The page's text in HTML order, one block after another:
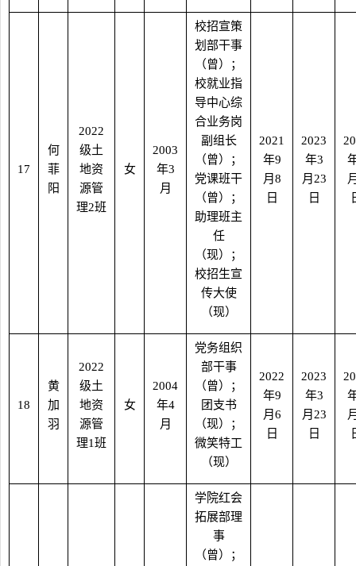
17
何
菲
阳
2022
级土
地资
源管
理2班
女
2003
年3
月
校招宣策
划部干事
（曾）；
校就业指
导中心综
合业务岗
副组长
（曾）；
党课班干
（曾）；
助理班主
任
（现）；
校招生宣
传大使
（现）
2021
年9
月8
日
2023
年3
月 23
日
18
黄
加
羽
2022
级土
地资
源管
理1班
女
2004
年4
月
党务组织
部干事
（曾）；
团支书
（现）；
微笑特工
（现）
2022
年9
月6
日
2023
年3
月 23
日
学院红会
拓展部理
事
（曾）；